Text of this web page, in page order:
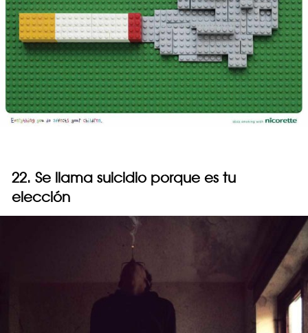
22. Se llama suicidio porque es tu
elección